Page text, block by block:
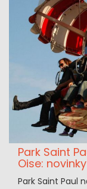
Park Saint
Oise:
Park Saint Paul